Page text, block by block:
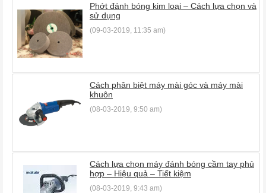
Phớt đánh bóng kim loại – Cách lựa chọn và
sử dụng
(09-03-2019, 11:35 am)
Cách phân biệt máy mài góc và máy mài
khuôn
(08-03-2019, 9:50 am)
Cách lựa chọn máy đánh bóng cầm tay phủ
hợp – Hiệu quả – Tiết kiệm
(08-03-2019, 9:43 am)